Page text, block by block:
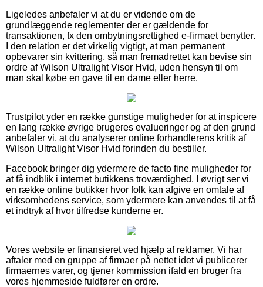
Ligeledes anbefaler vi at du er vidende om de
grundlæggende reglementer der er gældende for
transaktionen, fx den ombytningsrettighed e-firmaet benytter.
I den relation er det virkelig vigtigt, at man permanent
opbevarer sin kvittering, så man fremadrettet kan bevise sin
ordre af Wilson Ultralight Visor Hvid, uden hensyn til om
man skal købe en gave til en dame eller herre.
Trustpilot yder en række gunstige muligheder for at inspicere
en lang række øvrige brugeres evalueringer og af den grund
anbefaler vi, at du analyserer online forhandlerens kritik af
Wilson Ultralight Visor Hvid forinden du bestiller.
Facebook bringer dig ydermere de facto fine muligheder for
at få indblik i internet butikkens troværdighed. I øvrigt ser vi
en række online butikker hvor folk kan afgive en omtale af
virksomhedens service, som ydermere kan anvendes til at få
et indtryk af hvor tilfredse kunderne er.
Vores website er finansieret ved hjælp af reklamer. Vi har
aftaler med en gruppe af firmaer på nettet idet vi publicerer
firmaernes varer, og tjener kommission ifald en bruger fra
vores hjemmeside fuldfører en ordre.